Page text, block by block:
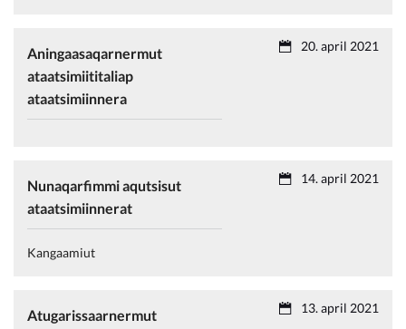
Aningaasaqarnermut
ataatsimiititaliap
ataatsimiinnera
20. april 2021
Nunaqarfimmi aqutsisut
ataatsimiinnerat
14. april 2021
Kangaamiut
Atugarissaarnermut
13. april 2021